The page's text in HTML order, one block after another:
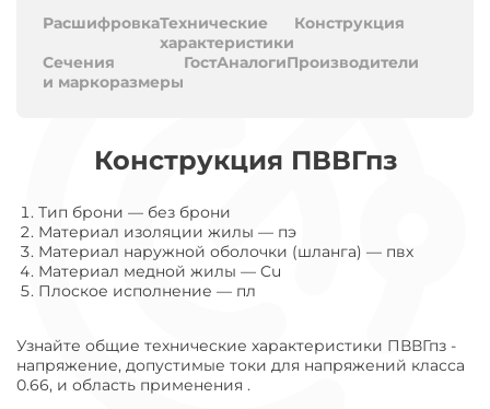
РасшифровкаТехнические
характеристики
Конструкция
Сечения
и маркоразмеры
ГостАналогиПроизводители
Конструкция ПВВГпз
Тип брони — без брони
Материал изоляции жилы — пэ
Материал наружной оболочки (шланга) — пвх
Материал медной жилы — Cu
Плоское исполнение — пл
Узнайте общие технические характеристики ПВВГпз -
напряжение, допустимые токи для напряжений класса
0.66, и область применения .